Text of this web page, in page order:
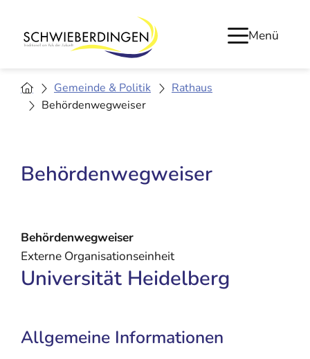
Menü
Gemeinde & Politik
Rathaus
Behördenwegweiser
Behördenwegweiser
Behördenwegweiser
Externe Organisationseinheit
Universität Heidelberg
Allgemeine Informationen